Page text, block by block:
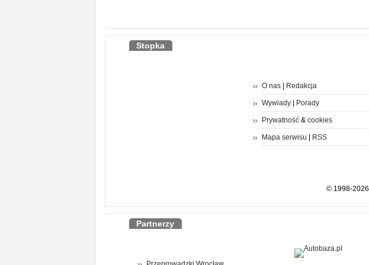
Stopka
O nas| Redakcja
Wywiady| Porady
Prywatność& cookies
Mapa serwisu RSS
© 1998-2026
Partnerzy